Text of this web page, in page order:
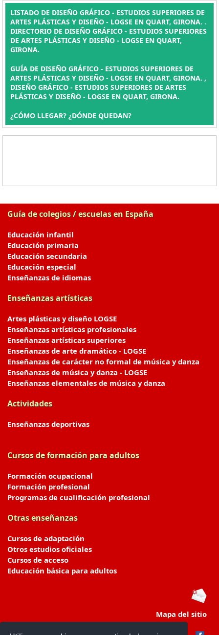
LISTADO DE DISEÑO GRÁFICO - ESTUDIOS SUPERIORES DE
ARTES PLÁSTICAS Y DISEÑO - LOGSE EN QUART, GIRONA. .
DIRECTORIO DE DISEÑO GRÁFICO - ESTUDIOS SUPERIORES
DE ARTES PLÁSTICAS Y DISEÑO - LOGSE EN QUART,
GIRONA.
GUÍA DE DISEÑO GRÁFICO - ESTUDIOS SUPERIORES DE
ARTES PLÁSTICAS Y DISEÑO - LOGSE EN QUART, GIRONA. ,
DISEÑO GRÁFICO - ESTUDIOS SUPERIORES DE ARTES
PLÁSTICAS Y DISEÑO - LOGSE EN QUART, GIRONA.
¿CÓMO LLEGAR? ¿DÓNDE QUEDAN?
Guía de colegios / escuelas en España
Educación infantil
Educación primaria
Educación secundaria
Educación especial
Enseñanzas de idiomas
Enseñanzas artísticas
Artes plásticas y diseño LOGSE
Enseñanzas artísticas profesionales
Enseñanzas artísticas superiores
Enseñanzas de arte dramático - LOGSE
Enseñanzas de carácter no formal de música y danza
Enseñanzas de música y danza - LOGSE
Enseñanzas elementales de música y danza
Actividades
Enseñanzas deportivas
Cursos de formación para adultos
Formación ocupacional
Formación profesional
Programas de cualificación profesional
Otras enseñanzas
Cursos de adaptación
Otros estudios oficiales
Cursos de acceso
Educación básica para adultos
Mapa del sitio